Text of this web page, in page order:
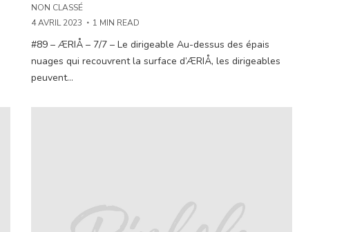
NON CLASSÉ
4 AVRIL 2023
1 MIN READ
#89 – ÆRIÅ – 7/7 – Le dirigeable Au-dessus des épais
nuages qui recouvrent la surface d’ÆRIÅ, les dirigeables
peuvent...